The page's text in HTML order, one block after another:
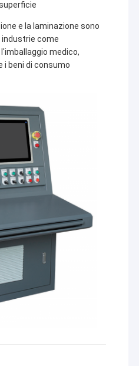
e la laminazione sono
come
medico,
i beni di consumo